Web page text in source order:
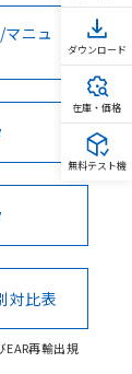
ニュ
対比表
再輸出規
ダウンロード
在庫・価格
無料テスト機